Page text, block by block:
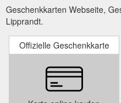
Geschenkkarten Webseite,
Lipprandt.
Offizielle Geschenkkarte